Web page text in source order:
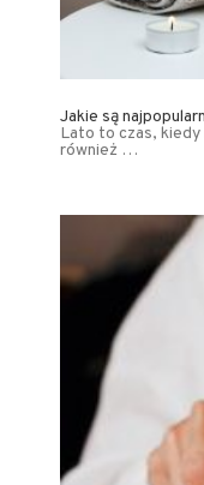
Jakie są
Lato to czas,
również …